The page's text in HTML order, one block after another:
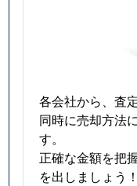
各会社から、査
同時に売却方法
す。
正確な金額を把
を出しましょう！